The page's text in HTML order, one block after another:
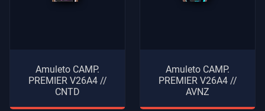
Amuleto CAMP.
PREMIER V26A4 //
CNTD
Amuleto CAMP.
PREMIER V26A4 //
AVNZ